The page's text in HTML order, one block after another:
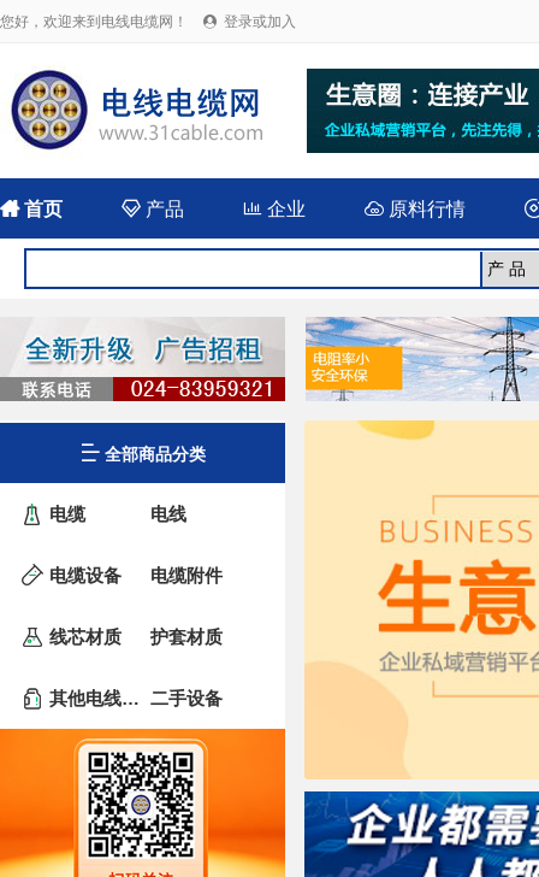
您好，欢迎来到电线电缆网！  登录或加入
首页  产品  企业  原料行情
全部商品分类
电缆 电线
电缆设备 电缆附件
线芯材质 护套材质
其他电线、电缆 二手设备